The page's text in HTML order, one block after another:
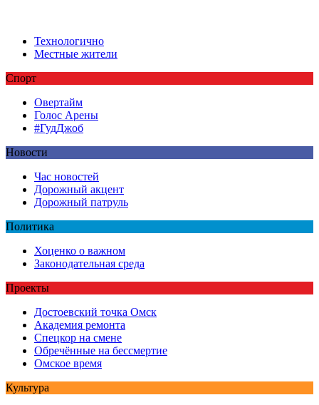
Технологично
Местные жители
Спорт
Овертайм
Голос Арены
#ГудДжоб
Новости
Час новостей
Дорожный акцент
Дорожный патруль
Политика
Хоценко о важном
Законодательная среда
Проекты
Достоевский точка Омск
Академия ремонта
Спецкор на смене
Обречённые на бессмертие
Омское время
Культура